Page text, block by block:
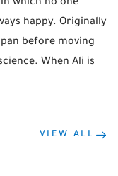
which no one
happy. Originally
before moving
When Ali is
VIEW ALL